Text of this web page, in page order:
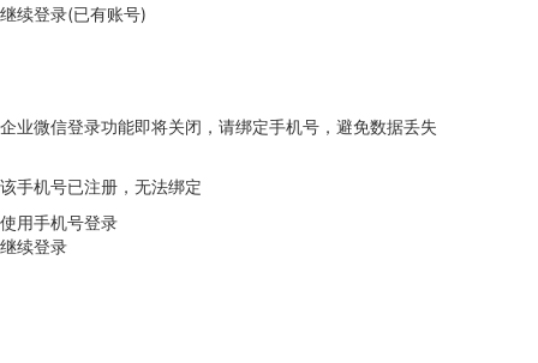
继续登录(已有账号)
企业微信登录功能即将关闭，请绑定手机号，避免数据丢失
该手机号已注册，无法绑定
使用手机号登录
继续登录